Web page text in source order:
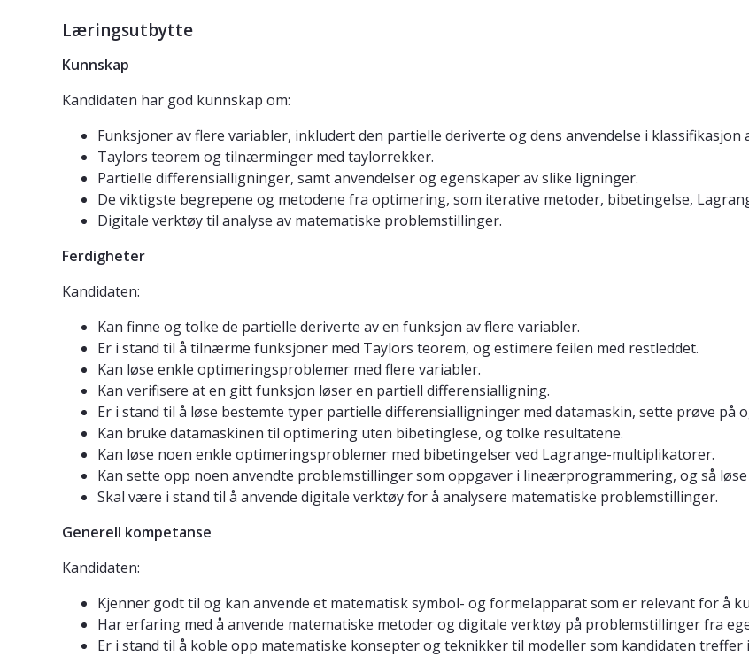
Læringsutbytte
Kunnskap
Kandidaten har god kunnskap om:
Funksjoner av flere variabler, inkludert den partielle deriverte og dens anvendelse i
Taylors teorem og tilnærminger med taylorrekker.
Partielle differensialligninger, samt anvendelser og egenskaper av slike ligninger.
De viktigste begrepene og metodene fra optimering, som iterative metoder, bibetingelse,
Digitale verktøy til analyse av matematiske problemstillinger.
Ferdigheter
Kandidaten:
Kan finne og tolke de partielle deriverte av en funksjon av flere variabler.
Er i stand til å tilnærme funksjoner med Taylors teorem, og estimere feilen med restleddet.
Kan løse enkle optimeringsproblemer med flere variabler.
Kan verifisere at en gitt funksjon løser en partiell differensialligning.
Er i stand til å løse bestemte typer partielle differensialligninger med datamaskin, sette prøve på
Kan bruke datamaskinen til optimering uten bibetinglese, og tolke resultatene.
Kan løse noen enkle optimeringsproblemer med bibetingelser ved Lagrange-multiplikatorer.
Kan sette opp noen anvendte problemstillinger som oppgaver i lineærprogrammering, og så
Skal være i stand til å anvende digitale verktøy for å analysere matematiske problemstillinger.
Generell kompetanse
Kandidaten:
Kjenner godt til og kan anvende et matematisk symbol- og formelapparat som er relevant for å
Har erfaring med å anvende matematiske metoder og digitale verktøy på problemstillinger fra
Er i stand til å koble opp matematiske konsepter og teknikker til modeller som kandidaten